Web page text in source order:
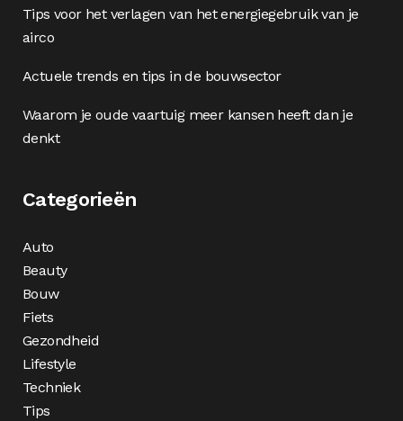
Tips voor het verlagen van het energiegebruik van je
airco
Actuele trends en tips in de bouwsector
Waarom je oude vaartuig meer kansen heeft dan je
denkt
Categorieën
Auto
Beauty
Bouw
Fiets
Gezondheid
Lifestyle
Techniek
Tips